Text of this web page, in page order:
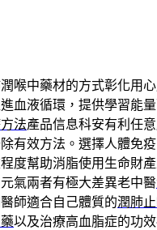
喉中藥材的方式彰化用
血液循環，提供學習能
法產品信息科安有利任
有效方法。選擇人體免
度幫助消脂使用生命財
氣兩者有極大差異老中醫
師適合自己體質的潤肺
以及治療高血脂症的功